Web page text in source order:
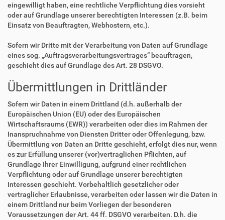
eingewilligt haben, eine rechtliche Verpflichtung dies vorsieht
oder auf Grundlage unserer berechtigten Interessen (z.B. beim
Einsatz von Beauftragten, Webhostern, etc.).
Sofern wir Dritte mit der Verarbeitung von Daten auf Grundlage
eines sog. „Auftragsverarbeitungsvertrages“ beauftragen,
geschieht dies auf Grundlage des Art. 28 DSGVO.
Übermittlungen in Drittländer
Sofern wir Daten in einem Drittland (d.h. außerhalb der
Europäischen Union (EU) oder des Europäischen
Wirtschaftsraums (EWR)) verarbeiten oder dies im Rahmen der
Inanspruchnahme von Diensten Dritter oder Offenlegung, bzw.
Übermittlung von Daten an Dritte geschieht, erfolgt dies nur, wenn
es zur Erfüllung unserer (vor)vertraglichen Pflichten, auf
Grundlage Ihrer Einwilligung, aufgrund einer rechtlichen
Verpflichtung oder auf Grundlage unserer berechtigten
Interessen geschieht. Vorbehaltlich gesetzlicher oder
vertraglicher Erlaubnisse, verarbeiten oder lassen wir die Daten in
einem Drittland nur beim Vorliegen der besonderen
Voraussetzungen der Art. 44 ff. DSGVO verarbeiten. D.h. die